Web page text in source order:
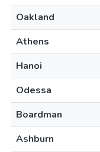
Oakland
Athens
Hanoi
Odessa
Boardman
Ashburn